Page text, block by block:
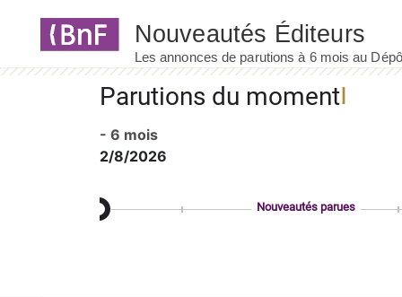
Parutions du moment
- 6 mois
2/8/2026
Nouveautés parues